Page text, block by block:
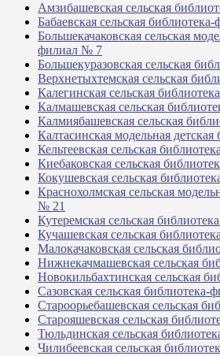
Амзибашевская сельская
Бабаевская сельская
Большекачаковская сельская
филиал № 7
Большекуразовская сельская
Верхнетыхтемская сельская
Калегинская сельская
Калмашевская сельская
Калмиябашевская сельская
Калтасинская модельная детская
Кельтеевская сельская
Киебаковская сельская
Кокушевская сельская
Краснохолмская сельская
№ 21
Кутеремская сельская
Кучашевская сельская
Малокачаковская сельская
Нижнекачмашевская сельская
Новокильбахтинская сельская
Сазовская сельская
Староорьебашевская сельская
Старояшевская сельская
Тюльдинская сельская
Чилибеевская сельская